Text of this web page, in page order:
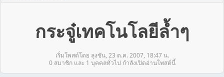
กระจู๋เทคโนโลยีล้ำๆ
เริ่มโพสต์โดย ลุงซัน, 23 ต.ค. 2007, 18:47 น.
0 สมาชิก และ 1 บุคคลทั่วไป กำลังเปิดอ่านโพสต์นี้